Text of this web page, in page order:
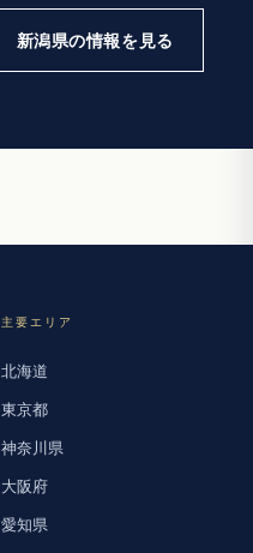
新潟県の情報を見る
主要エリア
北海道
東京都
神奈川県
大阪府
愛知県